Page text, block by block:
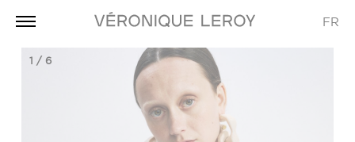
FR
1 / 6